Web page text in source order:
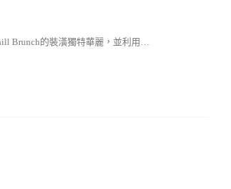
Brunch的裝潢獨特華麗，並利用…